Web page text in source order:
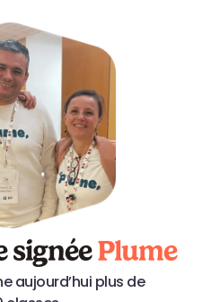
signée Plume
aujourd’hui plus de